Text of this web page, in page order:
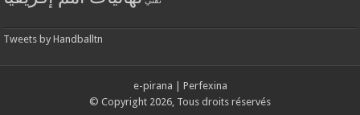
Tweets by Handballtn
e-pirana
Perfexina
© Copyright 2026, Tous droits réservés